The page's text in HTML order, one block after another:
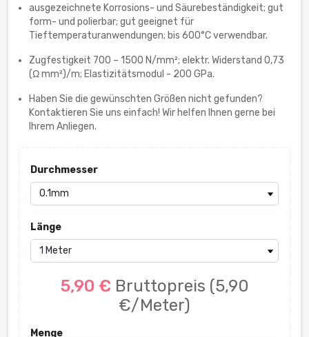
ausgezeichnete Korrosions- und Säurebeständigkeit; gut
form- und polierbar; gut geeignet für
Tieftemperaturanwendungen; bis 600°C verwendbar.
Zugfestigkeit 700 – 1500 N/mm²; elektr. Widerstand 0,73
(Ω mm²)/m; Elastizitätsmodul - 200 GPa.
Haben Sie die gewünschten Größen nicht gefunden?
Kontaktieren Sie uns einfach! Wir helfen Ihnen gerne bei
Ihrem Anliegen.
Durchmesser
Länge
5,90 € Bruttopreis (5,90
€/Meter)
Menge